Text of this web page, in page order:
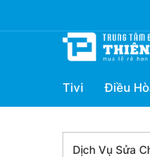
Tivi Điều
Dịch Vụ Sửa